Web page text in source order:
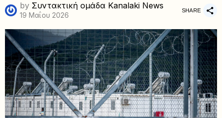
by Συντακτική ομάδα Kanalaki News
19 Μαΐου 2026
SHARE